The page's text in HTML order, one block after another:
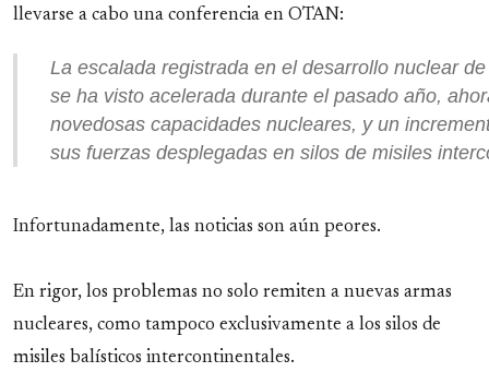
llevarse a cabo una conferencia en OTAN:
La escalada registrada en el desarrollo nuclear
se ha visto acelerada durante el pasado año,
novedosas capacidades nucleares, y un
sus fuerzas desplegadas en silos de misiles
Infortunadamente, las noticias son aún peores.
En rigor, los problemas no solo remiten a nuevas armas
nucleares, como tampoco exclusivamente a los silos de
misiles balísticos intercontinentales.